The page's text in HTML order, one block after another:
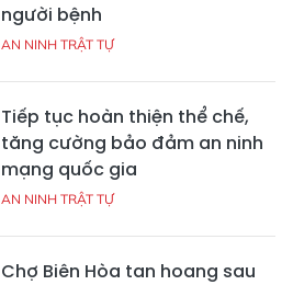
người bệnh
AN NINH TRẬT TỰ
Tiếp tục hoàn thiện thể chế,
tăng cường bảo đảm an ninh
mạng quốc gia
AN NINH TRẬT TỰ
Chợ Biên Hòa tan hoang sau